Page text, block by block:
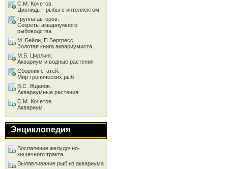
С.М. Кочетов.
Цихлиды - рыбы с интеллектом
Группа авторов.
Секреты аквариумного
рыбоводства
М. Бейли, П.Бергресс.
Золотая книга аквариумиста
М.Б. Цирлинг.
Аквариум и водные растения
Сборник статей.
Мир тропических рыб
В.С. Жданов.
Аквариумные растения
С.М. Кочетов.
Аквариум
Энциклопедия
Воспаление желудочно-
кишечного тракта
Вылавливание рыб из аквариума